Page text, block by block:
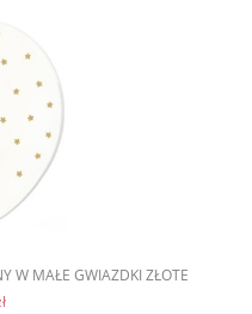
W MAŁE GWIAZDKI ZŁOTE